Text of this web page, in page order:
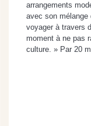
arrangements
avec son
voyager à travers
moment à ne pas
culture. » Par 20